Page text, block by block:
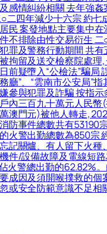
感情糾紛相關 去年強
二四年減少十六宗 約七
民 案發地點主要集中在
不排除由性交易衍生 二
罪及警務行動期間 共
拘留及送交檢察院處理
前疑墮入“公檢法”騙局
廳”、“雲南市公安局”
參與犯罪及詐騙 按指示
內三百九十萬元人民幣
澳門元)被他人轉走,
防事件總數共有53190
火警出勤總數為850宗
記關爐、有人留下火種
件/設備故障及電線短
火警總出勤的62.82%
成因及須開喉撲救的個
或安全防範意識不足相